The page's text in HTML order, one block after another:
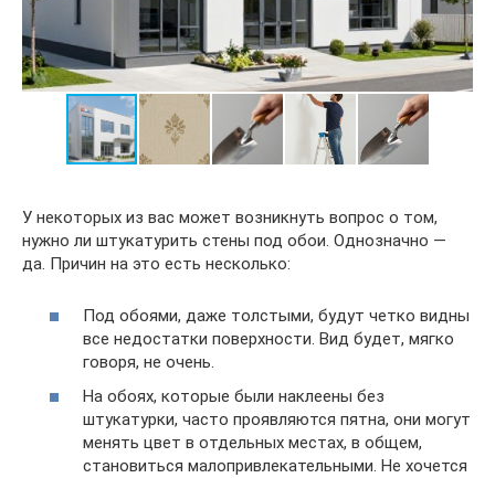
У некоторых из вас может возникнуть вопрос о том,
нужно ли штукатурить стены под обои. Однозначно —
да. Причин на это есть несколько:
Под обоями, даже толстыми, будут четко видны
все недостатки поверхности. Вид будет, мягко
говоря, не очень.
На обоях, которые были наклеены без
штукатурки, часто проявляются пятна, они могут
менять цвет в отдельных местах, в общем,
становиться малопривлекательными. Не хочется